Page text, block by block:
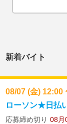
新着バイト
08/07 (金) 12:00
ローソン★日払
応募締め切り 08月